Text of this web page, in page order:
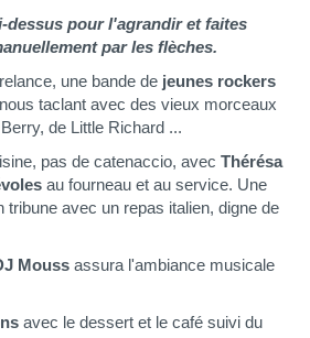
dessus pour l'agrandir et faites
par les flèches.
une bande de jeunes rockers
taclant avec des vieux morceaux
de Little Richard ...
pas de catenaccio, avec Thérésa
au fourneau et au service. Une
avec un repas italien, digne de
Mouss assura l'ambiance musicale
avec le dessert et le café suivi du